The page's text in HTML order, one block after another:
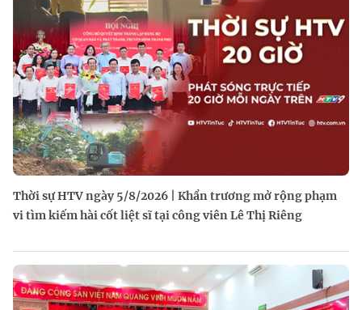
Thời sự HTV ngày 5/8/2026 | Khẩn trương mở rộng phạm
vi tìm kiếm hài cốt liệt sĩ tại công viên Lê Thị Riêng